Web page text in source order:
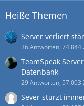
Heiße Themen
Server verliert
36 Antworten, 74.844
TeamSpeak
Datenbank
29 Antworten, 57.003
Sever stürzt